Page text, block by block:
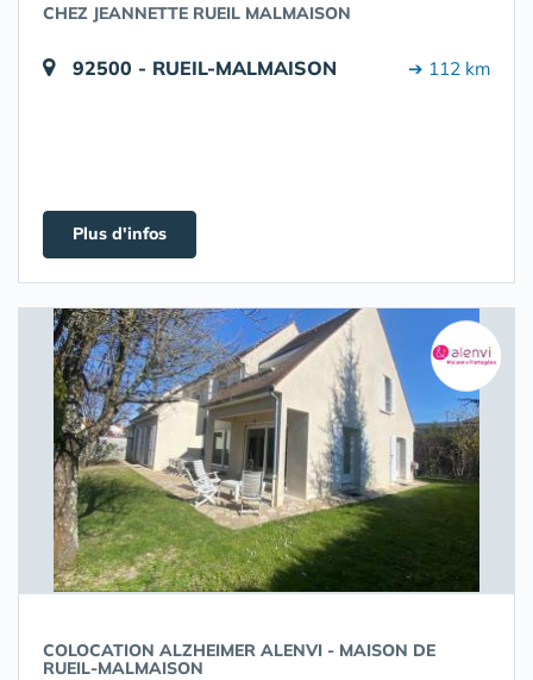
CHEZ JEANNETTE RUEIL MALMAISON
92500 - RUEIL-MALMAISON ➔ 112 km
Plus d'infos
COLOCATION ALZHEIMER ALENVI - MAISON DE
RUEIL-MALMAISON